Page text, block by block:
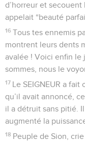
d’horreur et secouent
appelait “beauté
16 Tous tes ennemis
montrent leurs dents
avalée ! Voici enfin le
sommes, nous le
17 Le SEIGNEUR a
qu’il avait annoncé,
il a détruit sans pitié.
augmenté la
18 Peuple de Sion,